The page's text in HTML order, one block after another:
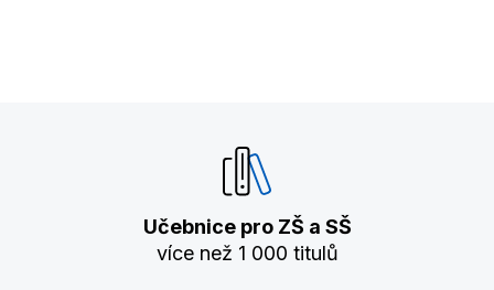
Učebnice pro ZŠ a SŠ
více než 1 000 titulů